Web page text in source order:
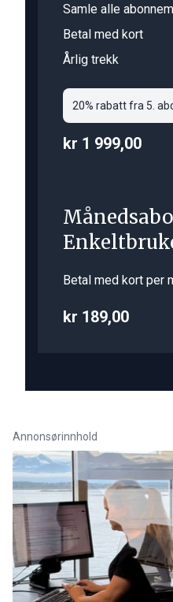
Samle alle
Betal med kort
Årlig trekk
20% rabatt fra 5.
kr 1 999,00
Betal med kort per
kr 189,00
Annonsørinnhold